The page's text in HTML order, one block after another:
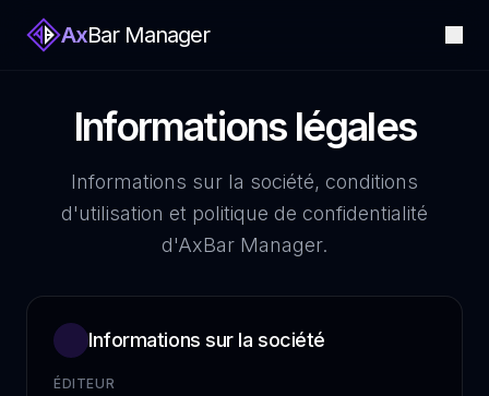
AxBar Manager
Informations légales
Informations sur la société, conditions
d'utilisation et politique de confidentialité
d'AxBar Manager.
Informations sur la société
ÉDITEUR